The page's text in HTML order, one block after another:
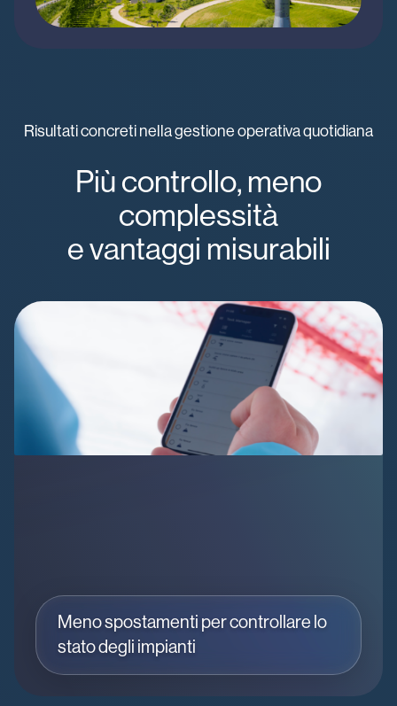
Risultati concreti nella gestione operativa quotidiana
Più controllo, meno
complessità
e vantaggi misurabili
Meno spostamenti per controllare lo
stato degli impianti